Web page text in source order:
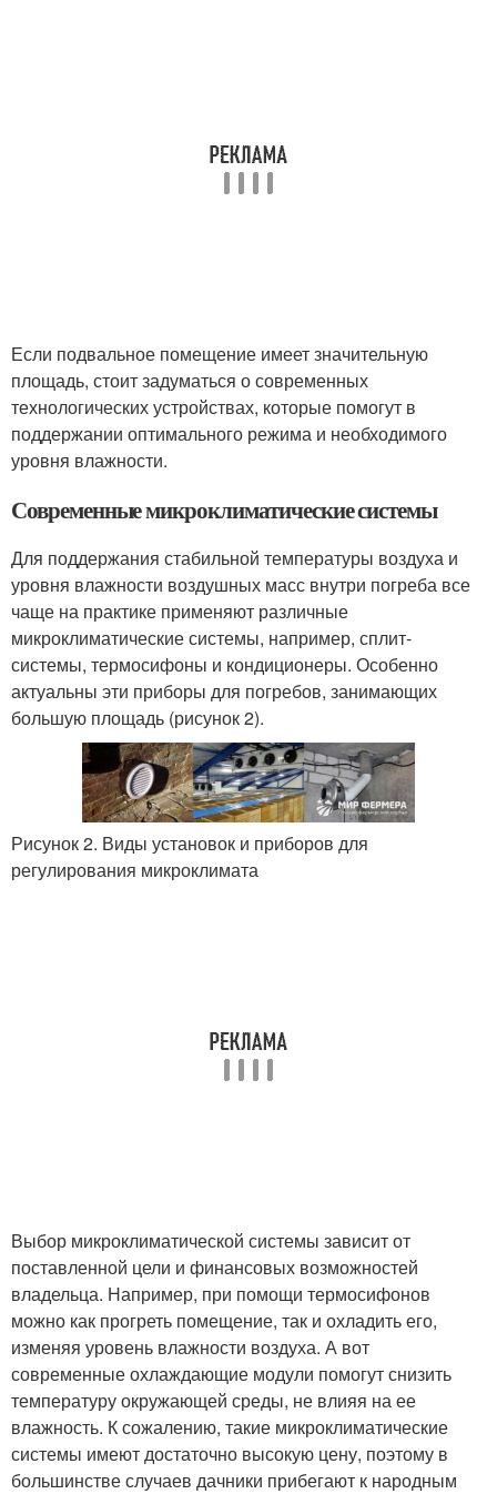
Если подвальное помещение имеет значительную
площадь, стоит задуматься о современных
технологических устройствах, которые помогут в
поддержании оптимального режима и необходимого
уровня влажности.
Современные микроклиматические системы
Для поддержания стабильной температуры воздуха и
уровня влажности воздушных масс внутри погреба все
чаще на практике применяют различные
микроклиматические системы, например, сплит-
системы, термосифоны и кондиционеры. Особенно
актуальны эти приборы для погребов, занимающих
большую площадь (рисунок 2).
Рисунок 2. Виды установок и приборов для
регулирования микроклимата
Выбор микроклиматической системы зависит от
поставленной цели и финансовых возможностей
владельца. Например, при помощи термосифонов
можно как прогреть помещение, так и охладить его,
изменяя уровень влажности воздуха. А вот
современные охлаждающие модули помогут снизить
температуру окружающей среды, не влияя на ее
влажность. К сожалению, такие микроклиматические
системы имеют достаточно высокую цену, поэтому в
большинстве случаев дачники прибегают к народным